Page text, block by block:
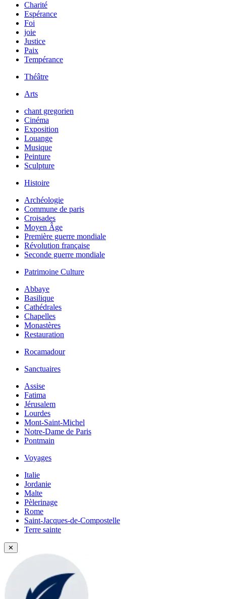
Charité
Espérance
Foi
joie
Justice
Paix
Tempérance
Théâtre
Arts
chant gregorien
Cinéma
Exposition
Louange
Musique
Peinture
Sculpture
Histoire
Archéologie
Commune de paris
Croisades
Moyen Âge
Première guerre mondiale
Révolution française
Seconde guerre mondiale
Patrimoine Culture
Abbaye
Basilique
Cathédrales
Chapelles
Monastères
Restauration
Rocamadour
Sanctuaires
Assise
Fatima
Jérusalem
Lourdes
Mont-Saint-Michel
Notre-Dame de Paris
Pontmain
Voyages
Italie
Jordanie
Malte
Pèlerinage
Rome
Saint-Jacques-de-Compostelle
Terre sainte
✕